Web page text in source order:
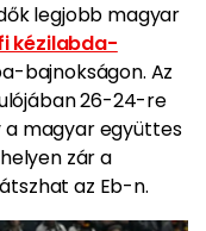
legjobb magyar
kézilabda-
bajnokságon. Az
26-24-re
a magyar együttes
zár a
az Eb-n.